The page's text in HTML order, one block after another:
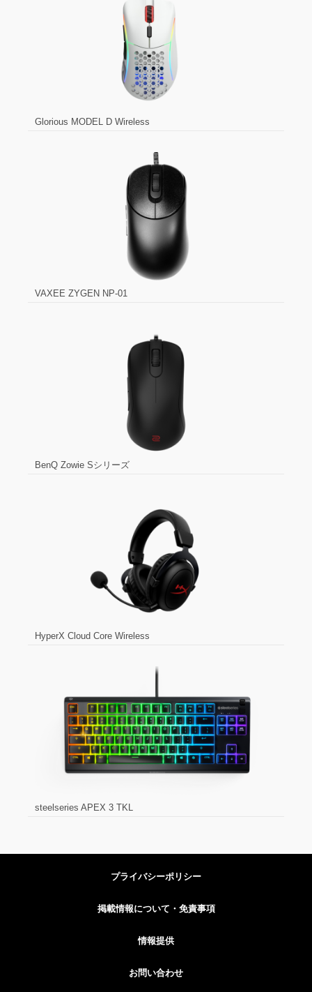
Glorious MODEL D Wireless
VAXEE ZYGEN NP-01
BenQ Zowie Sシリーズ
HyperX Cloud Core Wireless
steelseries APEX 3 TKL
プライバシーポリシー
掲載情報について・免責事項
情報提供
お問い合わせ